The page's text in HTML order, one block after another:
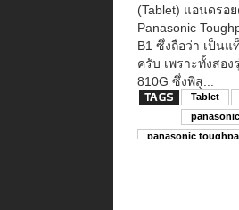
(Tablet) แอนดรอ
Panasonic
B1 ซึ่งถือว่า เป็นแ
ครับ เพราะทั้งสอ
810G ซึ่งพิสู...
Tablet
panasonic